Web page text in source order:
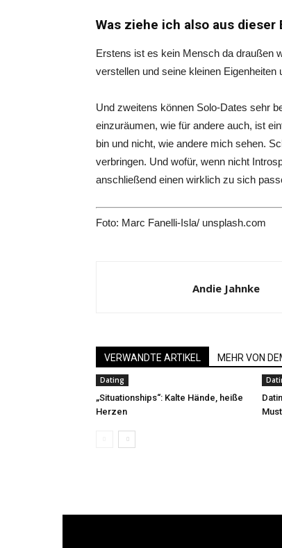
Was ziehe ich also aus dieser
Erstens ist es kein Mensch da draußen
verstellen und seine kleinen
Und zweitens können Solo-Dates sehr
einzuräumen, wie für andere auch, ist
bin und nicht, wie andere mich sehen.
verbringen. Und wofür, wenn nicht
anschließend einen wirklich zu sich
Foto: Marc Fanelli-Isla/ unsplash.com
Andie Jahnke
VERWANDTE ARTIKEL MEHR VON
Dating
„Situationships“: Kalte Hände, heiße
Herzen